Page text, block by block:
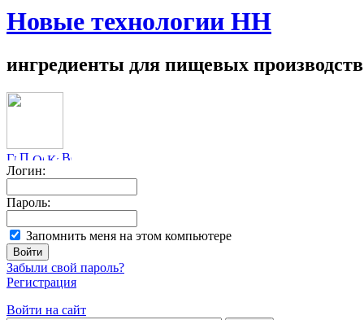
Новые технологии НН
ингредиенты для пищевых производств
Логин:
Пароль:
Запомнить меня на этом компьютере
Забыли свой пароль?
Регистрация
Войти на сайт